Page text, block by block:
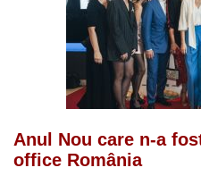
Anul Nou care n-a
office România